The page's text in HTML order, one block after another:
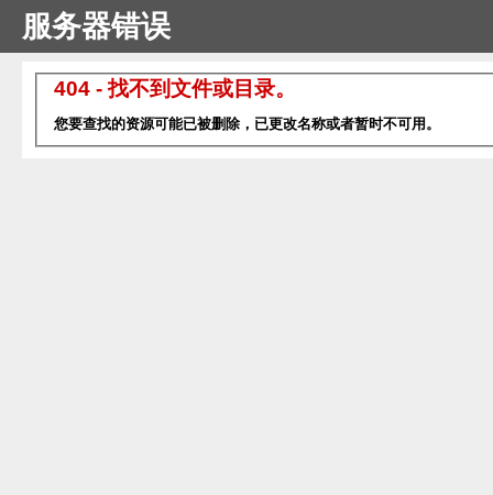
服务器错误
404 - 找不到文件或目录。
您要查找的资源可能已被删除，已更改名称或者暂时不可用。